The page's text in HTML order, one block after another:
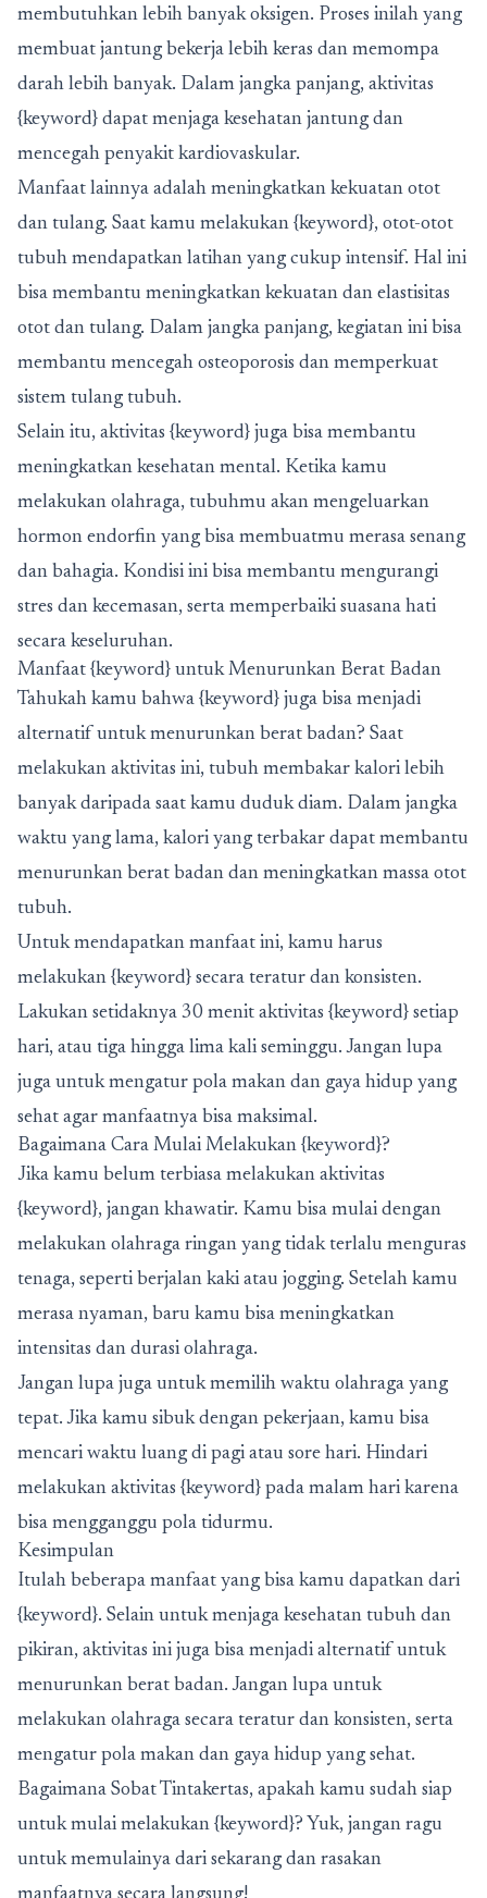
membutuhkan lebih banyak oksigen. Proses inilah yang
membuat jantung bekerja lebih keras dan memompa
darah lebih banyak. Dalam jangka panjang, aktivitas
{keyword} dapat menjaga kesehatan jantung dan
mencegah penyakit kardiovaskular.
Manfaat lainnya adalah meningkatkan kekuatan otot
dan tulang. Saat kamu melakukan {keyword}, otot-otot
tubuh mendapatkan latihan yang cukup intensif. Hal ini
bisa membantu meningkatkan kekuatan dan elastisitas
otot dan tulang. Dalam jangka panjang, kegiatan ini bisa
membantu mencegah osteoporosis dan memperkuat
sistem tulang tubuh.
Selain itu, aktivitas {keyword} juga bisa membantu
meningkatkan kesehatan mental. Ketika kamu
melakukan olahraga, tubuhmu akan mengeluarkan
hormon endorfin yang bisa membuatmu merasa senang
dan bahagia. Kondisi ini bisa membantu mengurangi
stres dan kecemasan, serta memperbaiki suasana hati
secara keseluruhan.
Manfaat {keyword} untuk Menurunkan Berat Badan
Tahukah kamu bahwa {keyword} juga bisa menjadi
alternatif untuk menurunkan berat badan? Saat
melakukan aktivitas ini, tubuh membakar kalori lebih
banyak daripada saat kamu duduk diam. Dalam jangka
waktu yang lama, kalori yang terbakar dapat membantu
menurunkan berat badan dan meningkatkan massa otot
tubuh.
Untuk mendapatkan manfaat ini, kamu harus
melakukan {keyword} secara teratur dan konsisten.
Lakukan setidaknya 30 menit aktivitas {keyword} setiap
hari, atau tiga hingga lima kali seminggu. Jangan lupa
juga untuk mengatur pola makan dan gaya hidup yang
sehat agar manfaatnya bisa maksimal.
Bagaimana Cara Mulai Melakukan {keyword}?
Jika kamu belum terbiasa melakukan aktivitas
{keyword}, jangan khawatir. Kamu bisa mulai dengan
melakukan olahraga ringan yang tidak terlalu menguras
tenaga, seperti berjalan kaki atau jogging. Setelah kamu
merasa nyaman, baru kamu bisa meningkatkan
intensitas dan durasi olahraga.
Jangan lupa juga untuk memilih waktu olahraga yang
tepat. Jika kamu sibuk dengan pekerjaan, kamu bisa
mencari waktu luang di pagi atau sore hari. Hindari
melakukan aktivitas {keyword} pada malam hari karena
bisa mengganggu pola tidurmu.
Kesimpulan
Itulah beberapa manfaat yang bisa kamu dapatkan dari
{keyword}. Selain untuk menjaga kesehatan tubuh dan
pikiran, aktivitas ini juga bisa menjadi alternatif untuk
menurunkan berat badan. Jangan lupa untuk
melakukan olahraga secara teratur dan konsisten, serta
mengatur pola makan dan gaya hidup yang sehat.
Bagaimana Sobat Tintakertas, apakah kamu sudah siap
untuk mulai melakukan {keyword}? Yuk, jangan ragu
untuk memulainya dari sekarang dan rasakan